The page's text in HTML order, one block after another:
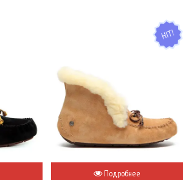
HIT
Подробнее